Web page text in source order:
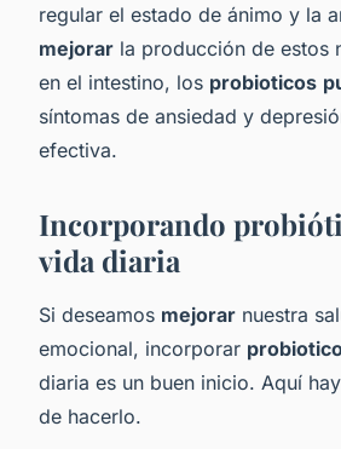
regular el estado de ánimo y la
mejorar la producción de estos
en el intestino, los probioticos
síntomas de ansiedad y
efectiva.
Incorporando
vida diaria
Si deseamos mejorar nuestra
emocional, incorporar
diaria es un buen inicio. Aquí
de hacerlo.